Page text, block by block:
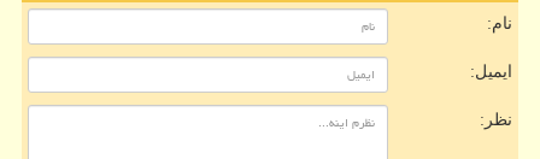
نام:
ایمیل:
نظر: